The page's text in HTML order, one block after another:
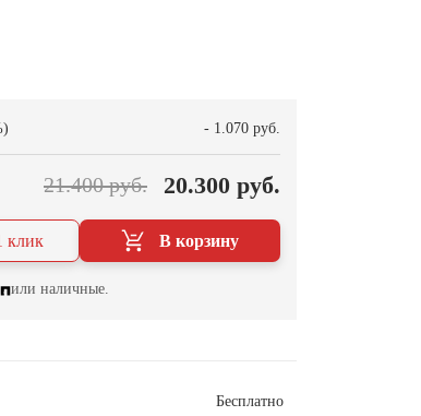
- 1.070 руб.
21.400 руб. 20.300 руб.
В корзину
клик
или наличные.
Бесплатно